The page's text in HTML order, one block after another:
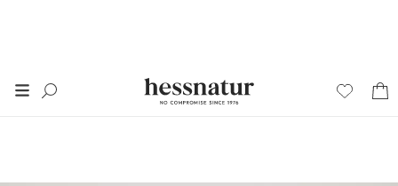
SALE